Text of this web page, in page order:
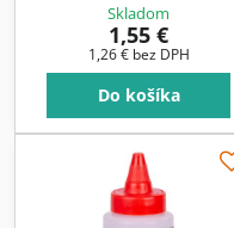
Skladom
1,55 €
1,26 € bez DPH
Do košíka